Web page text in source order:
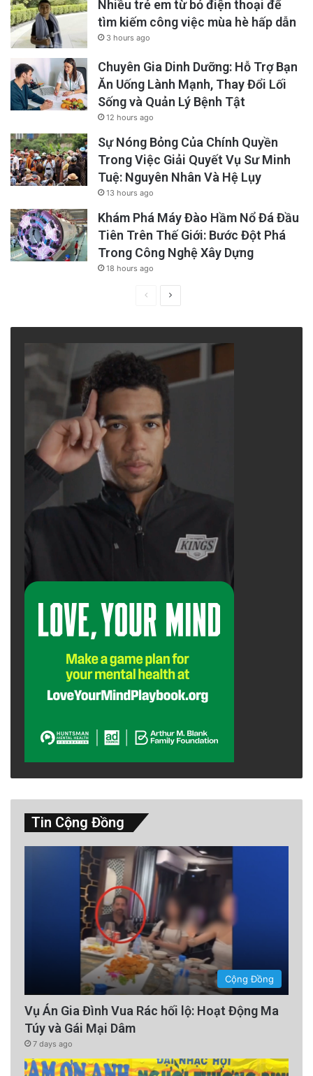
Nhiều trẻ em từ bỏ điện thoại để
tìm kiếm công việc mùa hè hấp dẫn
3 hours ago
Chuyên Gia Dinh Dưỡng: Hỗ Trợ Bạn
Ăn Uống Lành Mạnh, Thay Đổi Lối
Sống và Quản Lý Bệnh Tật
12 hours ago
Sự Nóng Bỏng Của Chính Quyền
Trong Việc Giải Quyết Vụ Sư Minh
Tuệ: Nguyên Nhân Và Hệ Lụy
13 hours ago
Khám Phá Máy Đào Hầm Nổ Đá Đầu
Tiên Trên Thế Giới: Bước Đột Phá
Trong Công Nghệ Xây Dựng
18 hours ago
PreviousNext
Tin Cộng Đồng
Cộng Đồng
Vụ Án Gia Đình Vua Rác hối lộ: Hoạt Động Ma
Túy và Gái Mại Dâm
7 days ago